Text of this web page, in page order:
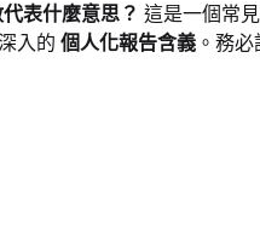
表什麼意思？ 這是一個常
入的 個人化報告含義 。務